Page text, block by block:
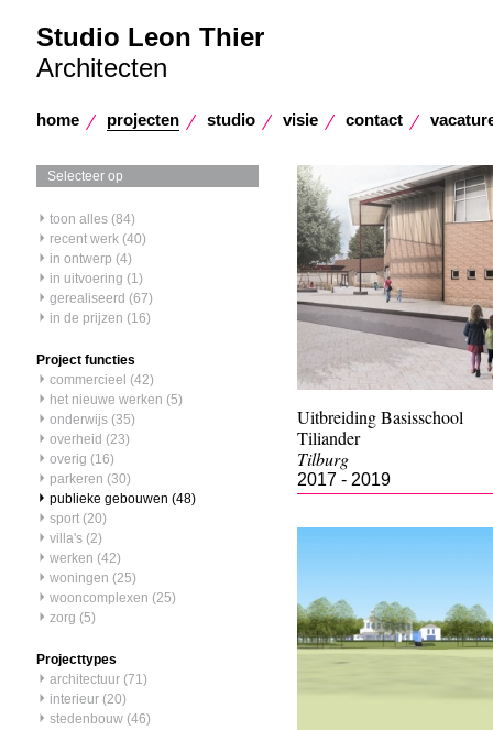
Studio Leon Thier
Architecten
home projecten studio visie contact
Selecteer op
toon alles (84)
recent werk (40)
in ontwerp (4)
in uitvoering (1)
gerealiseerd (67)
in de prijzen (16)
Project functies
commercieel (42)
het nieuwe werken (5)
onderwijs (35)
overheid (23)
overig (16)
parkeren (30)
publieke gebouwen (48)
sport (20)
villa's (2)
werken (42)
woningen (25)
wooncomplexen (25)
zorg (5)
Projecttypes
architectuur (71)
interieur (20)
stedenbouw (46)
Uitbreiding Basisschool
Tiliander
Tilburg
2017 - 2019